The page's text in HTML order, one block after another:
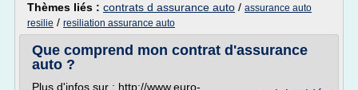
Thèmes liés : contrats d assurance auto / assurance auto
resilie / resiliation assurance auto
Que comprend mon contrat d'assurance
auto ?
Plus d'infos sur : http://www.euro-